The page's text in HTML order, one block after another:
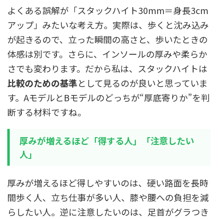
よくある誤解が「スタックハイト30mm＝身長3cm
アップ」みたいな考え方。実際は、歩くと沈み込み
が起きるので、立った瞬間の高さと、歩いたときの
体感は別です。さらに、インソールの厚みや柔らか
さでも変わります。だから私は、スタックハイトは
比較のための基準として見るのが良いと思っていま
す。AモデルとBモデルのどっちが“厚底寄りか”を判
断する材料ですね。
厚みが増えるほど「得する人」「注意したい
人」
厚みが増えるほど得しやすいのは、硬い路面を長時
間歩く人、立ち仕事が多い人、膝や腰への負担を減
らしたい人。逆に注意したいのは、足首がグラつき